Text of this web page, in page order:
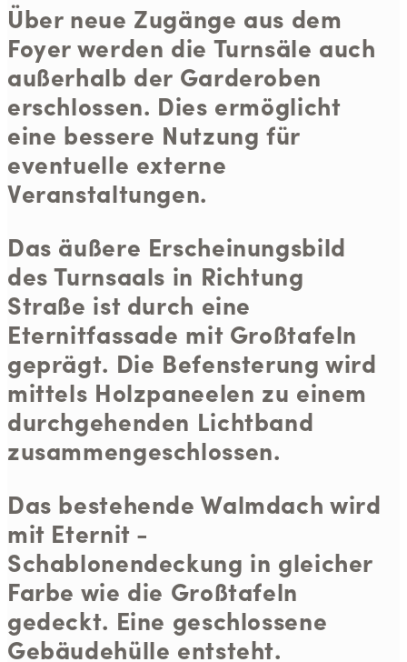
Über neue Zugänge aus dem
Foyer werden die Turnsäle auch
außerhalb der Garderoben
erschlossen. Dies ermöglicht
eine bessere Nutzung für
eventuelle externe
Veranstaltungen.
Das äußere Erscheinungsbild
des Turnsaals in Richtung
Straße ist durch eine
Eternitfassade mit Großtafeln
geprägt. Die Befensterung wird
mittels Holzpaneelen zu einem
durchgehenden Lichtband
zusammengeschlossen.
Das bestehende Walmdach wird
mit Eternit -
Schablonendeckung in gleicher
Farbe wie die Großtafeln
gedeckt. Eine geschlossene
Gebäudehülle entsteht.